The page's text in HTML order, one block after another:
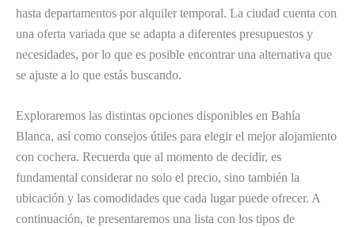
hasta departamentos por alquiler temporal. La ciudad cuenta con
una oferta variada que se adapta a diferentes presupuestos y
necesidades, por lo que es posible encontrar una alternativa que
se ajuste a lo que estás buscando.
Exploraremos las distintas opciones disponibles en Bahía
Blanca, así como consejos útiles para elegir el mejor alojamiento
con cochera. Recuerda que al momento de decidir, es
fundamental considerar no solo el precio, sino también la
ubicación y las comodidades que cada lugar puede ofrecer. A
continuación, te presentaremos una lista con los tipos de